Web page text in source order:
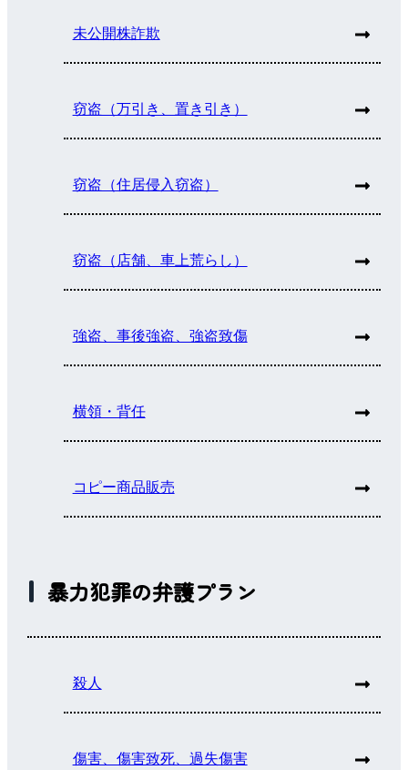
未公開株詐欺
窃盗（万引き、置き引き）
窃盗（住居侵入窃盗）
窃盗（店舗、車上荒らし）
強盗、事後強盗、強盗致傷
横領・背任
コピー商品販売
暴力犯罪の弁護プラン
殺人
傷害、傷害致死、過失傷害